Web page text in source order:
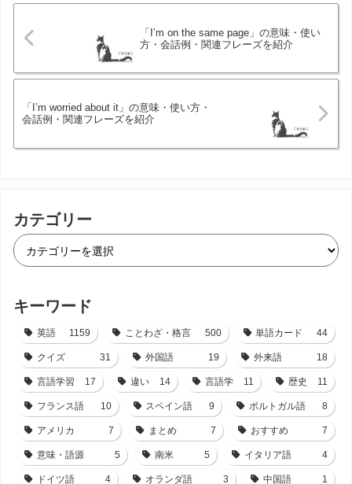
「I’m on the same page」の意味・使い
方・会話例・関連フレーズを紹介
「I’m worried about it」の意味・使い方・
会話例・関連フレーズを紹介
カテゴリー
キーワード
英語 1159 ことわざ・格言 500 単語カード 44
クイズ 31 外国語 19 外来語 18
言語学習 17 違い 14 言語学 11 歴史 11
フランス語 10 スペイン語 9 ポルトガル語 8
アメリカ 7 まとめ 7 おすすめ 7
意味・語源 5 南米 5 イタリア語 4
ドイツ語 4 オランダ語 3 中国語 1